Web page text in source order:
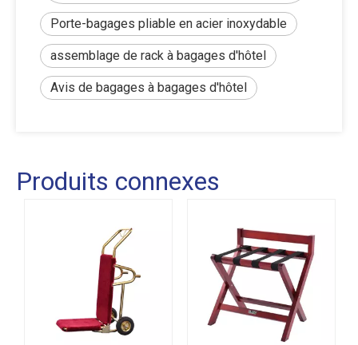
Porte-bagages pliable en acier inoxydable
assemblage de rack à bagages d'hôtel
Avis de bagages à bagages d'hôtel
Produits connexes